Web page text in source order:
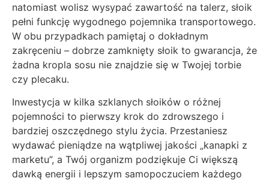
natomiast wolisz wysypać zawartość na talerz, słoik
pełni funkcję wygodnego pojemnika transportowego.
W obu przypadkach pamiętaj o dokładnym
zakręceniu – dobrze zamknięty słoik to gwarancja, że
żadna kropla sosu nie znajdzie się w Twojej torbie
czy plecaku.
Inwestycja w kilka szklanych słoików o różnej
pojemności to pierwszy krok do zdrowszego i
bardziej oszczędnego stylu życia. Przestaniesz
wydawać pieniądze na wątpliwej jakości „kanapki z
marketu”, a Twój organizm podziękuje Ci większą
dawką energii i lepszym samopoczuciem każdego